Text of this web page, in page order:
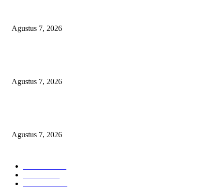
Agustus 7, 2026
Agustus 7, 2026
Agustus 7, 2026